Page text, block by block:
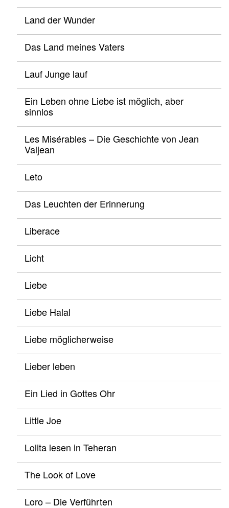
Land der Wunder
Das Land meines Vaters
Lauf Junge lauf
Ein Leben ohne Liebe ist möglich, aber
sinnlos
Les Misérables – Die Geschichte von Jean
Valjean
Leto
Das Leuchten der Erinnerung
Liberace
Licht
Liebe
Liebe Halal
Liebe möglicherweise
Lieber leben
Ein Lied in Gottes Ohr
Little Joe
Lolita lesen in Teheran
The Look of Love
Loro – Die Verführten